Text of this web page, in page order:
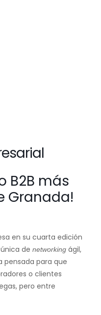
B2B más
Granada!
en su cuarta edición
de networking ágil,
pensada para que
o clientes
pero entre